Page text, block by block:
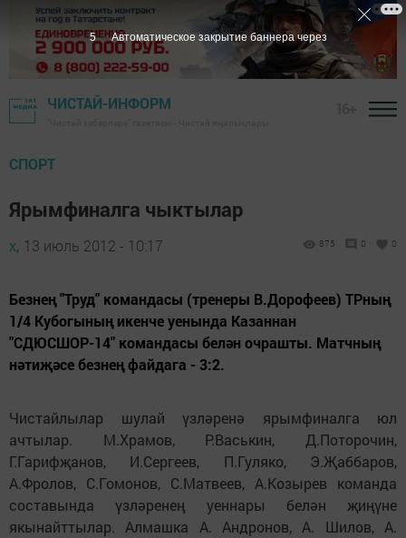
ЧИСТАЙ-ИНФОРМ
СПОРТ
Ярымфиналга чыктылар
х, 13 июль 2012 - 10:17 875 0 0
Безнең "Труд" командасы (тренеры В.Дорофеев) ТРның
1/4 Кубогының икенче уенында Казаннан
"СДЮСШОР-14" командасы белән очрашты. Матчның
нәтиҗәсе безнең файдага - 3:2.
Чистайлылар шулай үзләренә ярымфиналга юл
ачтылар. М.Храмов, Р.Васькин, Д.Поторочин,
Г.Гарифҗанов, И.Сергеев, П.Гуляко, Э.Җаббаров,
А.Фролов, С.Гомонов, С.Матвеев, А.Козырев команда
составында үзләренең уеннары белән җиңүне
якынайттылар. Алмашка А. Андронов, А. Шилов, А.
4 Автоматическое закрытие баннера через